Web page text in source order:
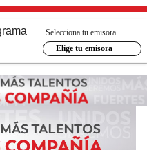
Selecciona tu emisora
Elige tu emisora